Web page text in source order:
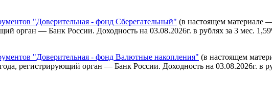
"Доверительная - фонд Сберегательный" (в настоящем материале
орган — Банк России. Доходность на 03.08.2026г. в рублях за 3 мес.
"Доверительная - фонд Валютные накопления" (в настоящем
регистрирующий орган — Банк России. Доходность на 03.08.2026г. в